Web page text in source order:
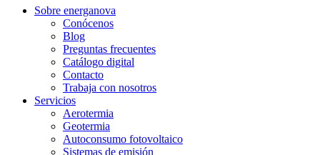
Sobre energanova
Conócenos
Blog
Preguntas frecuentes
Catálogo digital
Contacto
Trabaja con nosotros
Servicios
Aerotermia
Geotermia
Autoconsumo fotovoltaico
Sistemas de emisión